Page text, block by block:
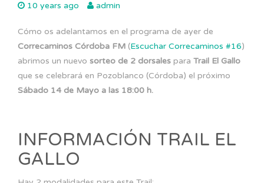
10 years ago admin
Cómo os adelantamos en el programa de ayer de
Correcaminos Córdoba FM (Escuchar Correcaminos #16)
abrimos un nuevo sorteo de 2 dorsales para Trail El Gallo
que se celebrará en Pozoblanco (Córdoba) el próximo
Sábado 14 de Mayo a las 18:00 h.
INFORMACIÓN TRAIL EL
GALLO